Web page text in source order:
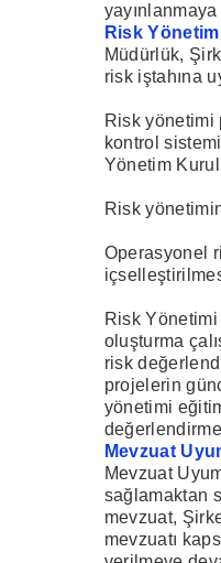
Risk
Müdürlük,
risk iştahına
Risk yönetimi
kontrol
Yönetim
Risk
Operasyonel
Risk
oluşturma
risk
projelerin
yönetimi
Mevzuat
Mevzuat
sağlamaktan
mevzuat,
mevzuatı